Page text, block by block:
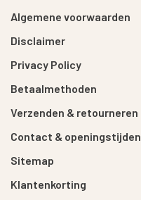
Algemene voorwaarden
Disclaimer
Privacy Policy
Betaalmethoden
Verzenden & retourneren
Contact & openingstijden
Sitemap
Klantenkorting